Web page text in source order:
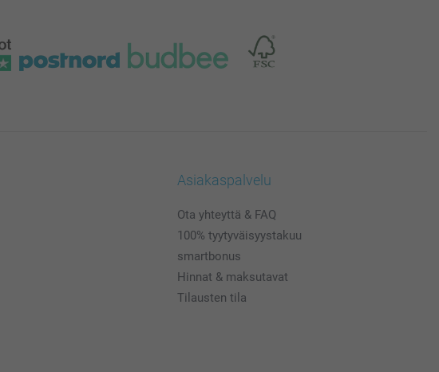
Asiakaspalvelu
Ota yhteyttä & FAQ
100% tyytyväisyystakuu
smartbonus
Hinnat & maksutavat
Tilausten tila